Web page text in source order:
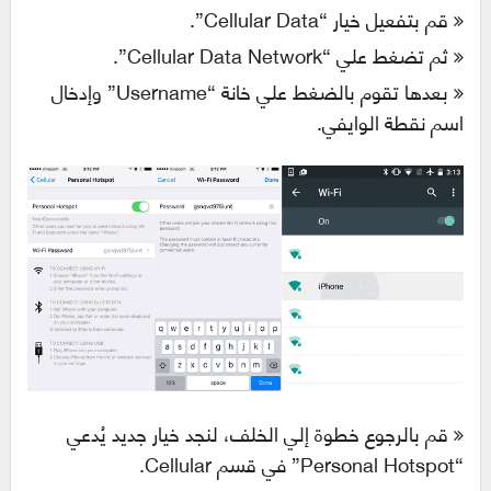
قم بتفعيل خيار “Cellular Data”.
ثم تضغط علي “Cellular Data Network”.
بعدها تقوم بالضغط علي خانة “Username” وإدخال
اسم نقطة الوايفي.
قم بالرجوع خطوة إلي الخلف، لنجد خيار جديد يُدعي
“Personal Hotspot” في قسم Cellular.